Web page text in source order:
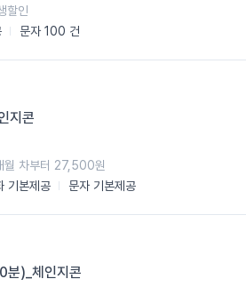
문자 100 건
할인
지콘
기본제공 문자 기본제공
월 차부터 27,500원
분)_체인지콘